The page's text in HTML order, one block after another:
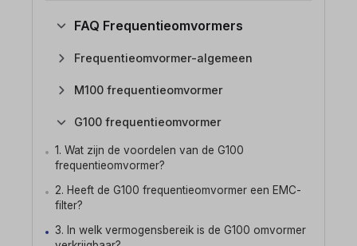
FAQ Frequentieomvormers
Frequentieomvormer-algemeen
M100 frequentieomvormer
G100 frequentieomvormer
1. Wat zijn de voordelen van de G100
frequentieomvormer?
2. Heeft de G100 frequentieomvormer een EMC-
filter?
3. In welk vermogensbereik is de G100 omvormer